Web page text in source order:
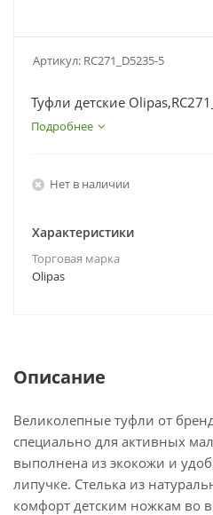
Артикул: RC271_D5235-5
Туфли детские
Подробнее
Нет в наличии
Характеристики
Торговая марка
Olipas
Описание
Великолепные туфли от
специально для активных
выполнена из экокожи и
липучке. Стелька из
комфорт детским ножкам во